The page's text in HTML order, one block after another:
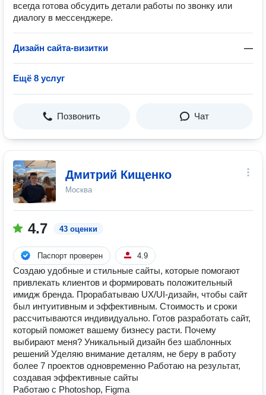
всегда готова обсудить детали работы по звонку или
диалогу в мессенджере.
Дизайн сайта-визитки —
Ещё 8 услуг
Позвонить Чат
Дмитрий Кищенко
Москва
4.7 43 оценки
Паспорт проверен 4.9
Создаю удобные и стильные сайты, которые помогают
привлекать клиентов и формировать положительный
имидж бренда. Прорабатываю UX/UI-дизайн, чтобы сайт
был интуитивным и эффективным. Стоимость и сроки
рассчитываются индивидуально. Готов разработать сайт,
который поможет вашему бизнесу расти. Почему
выбирают меня? Уникальный дизайн без шаблонных
решений Уделяю внимание деталям, не беру в работу
более 7 проектов одновременно Работаю на результат,
создавая эффективные сайты
Работаю с Photoshop, Figma